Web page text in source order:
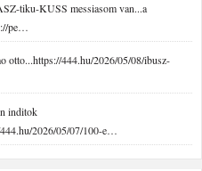
tiku-KUSS messiasom van...a
pe…
otto...https://444.hu/2026/05/08/ibusz-
inditok
2026/05/07/100-e…